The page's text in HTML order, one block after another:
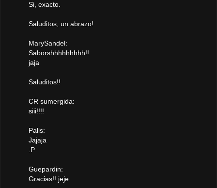
Si, exacto.
Saluditos, un abrazo!
MarySandel:
Saborshhhhhhhhh!!
jaja
Saluditos!!
CR sumergida:
siii!!!!
Palis:
Jajaja
:P
Guepardin:
Gracias!! jeje